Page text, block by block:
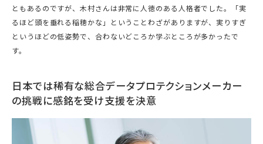
ともあるのですが、木村さんは非常に人徳のある人格者でした。「実
るほど頭を垂れる稲穂かな」ということわざがありますが、実りすぎ
というほどの低姿勢で、合わないどころか学ぶところが多かったで
す。
日本では稀有な総合データプロテクションメーカー
の挑戦に感銘を受け支援を決意